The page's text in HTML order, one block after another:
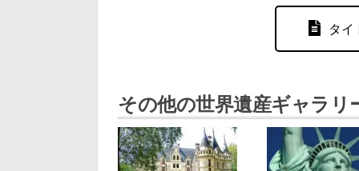
タイ
その他の世界遺産ギャラリ